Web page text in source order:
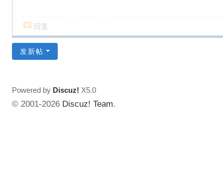
回复
发新帖
Powered by Discuz! X5.0
© 2001-2026 Discuz! Team.